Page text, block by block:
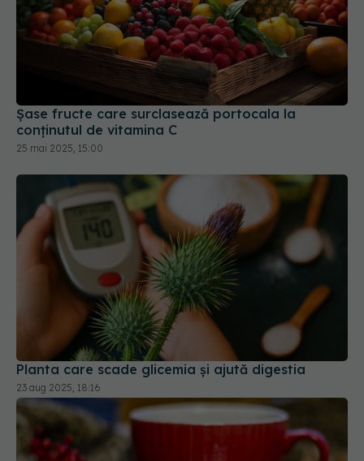
Șase fructe care surclasează portocala la
conținutul de vitamina C
25 mai 2025, 15:00
Planta care scade glicemia și ajută digestia
23 aug 2025, 18:16